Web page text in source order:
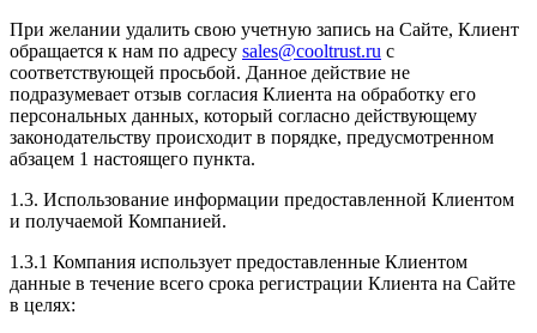
При желании удалить свою учетную запись на Сайте, Клиент
обращается к нам по адресу sales@cooltrust.ru с
соответствующей просьбой. Данное действие не
подразумевает отзыв согласия Клиента на обработку его
персональных данных, который согласно действующему
законодательству происходит в порядке, предусмотренном
абзацем 1 настоящего пункта.
1.3. Использование информации предоставленной Клиентом
и получаемой Компанией.
1.3.1 Компания использует предоставленные Клиентом
данные в течение всего срока регистрации Клиента на Сайте
в целях: